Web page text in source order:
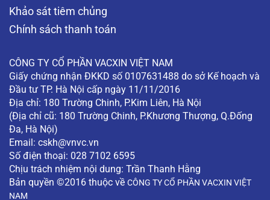
Khảo sát tiêm chủng
Chính sách thanh toán
CÔNG TY CỔ PHẦN VACXIN VIỆT NAM
Giấy chứng nhận ĐKKD số 0107631488 do sở Kế hoạch và
Đầu tư TP. Hà Nội cấp ngày 11/11/2016
Địa chỉ: 180 Trường Chinh, P.Kim Liên, Hà Nội
(Địa chỉ cũ: 180 Trường Chinh, P.Khương Thượng, Q.Đống
Đa, Hà Nội)
Email: cskh@vnvc.vn
Số điện thoại: 028 7102 6595
Chịu trách nhiệm nội dung: Trần Thanh Hằng
Bản quyền ©2016 thuộc về CÔNG TY CỔ PHẦN VACXIN VIỆT
NAM